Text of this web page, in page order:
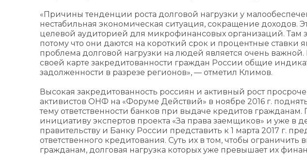
«Причины тенденции роста долговой нагрузки у
нестабильная экономическая ситуация, сокращение доходов.
целевой аудиторией для микрофинансовых организаций.
потому что они даются на короткий срок и процентные
проблема долговой нагрузки на людей является очень
своей карте закредитованности граждан России общие
задолженности в разрезе регионов», — отметил Климов.
Высокая закредитованность россиян и активный рост
активистов ОНФ на «Форуме Действий» в ноябре 2016 г. поднять
тему ответственности банков при выдаче кредитов
инициативу экспертов проекта «За права заемщиков» и уже в
правительству и Банку России представить к 1 марта 2017 г.
ответственного кредитования. Суть их в том, чтобы
гражданам, долговая нагрузка которых уже превышает их